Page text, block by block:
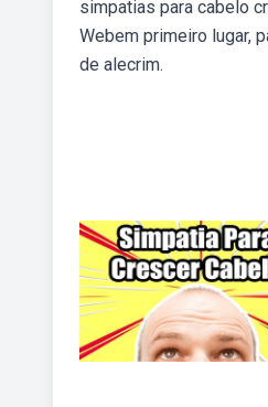
simpatias para cabelo
Webem primeiro lugar,
de alecrim.